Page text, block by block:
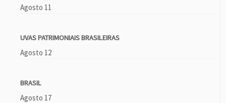
Agosto 11
UVAS PATRIMONIAIS BRASILEIRAS
Agosto 12
BRASIL
Agosto 17